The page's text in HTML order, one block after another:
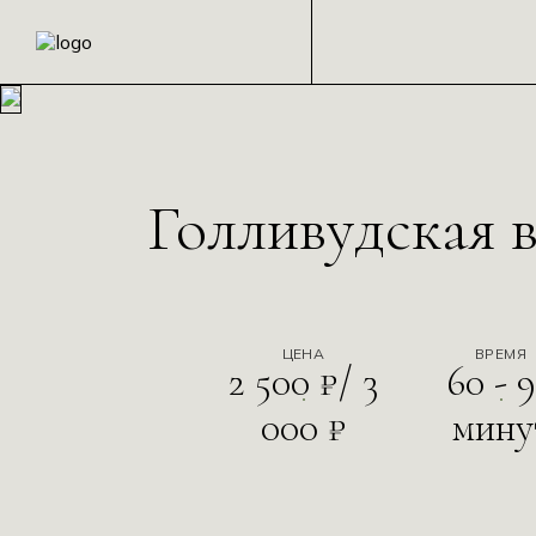
Голливудская
ЦЕНА
2 500 ₽/ 3
000 ₽
ВРЕМЯ
60 -